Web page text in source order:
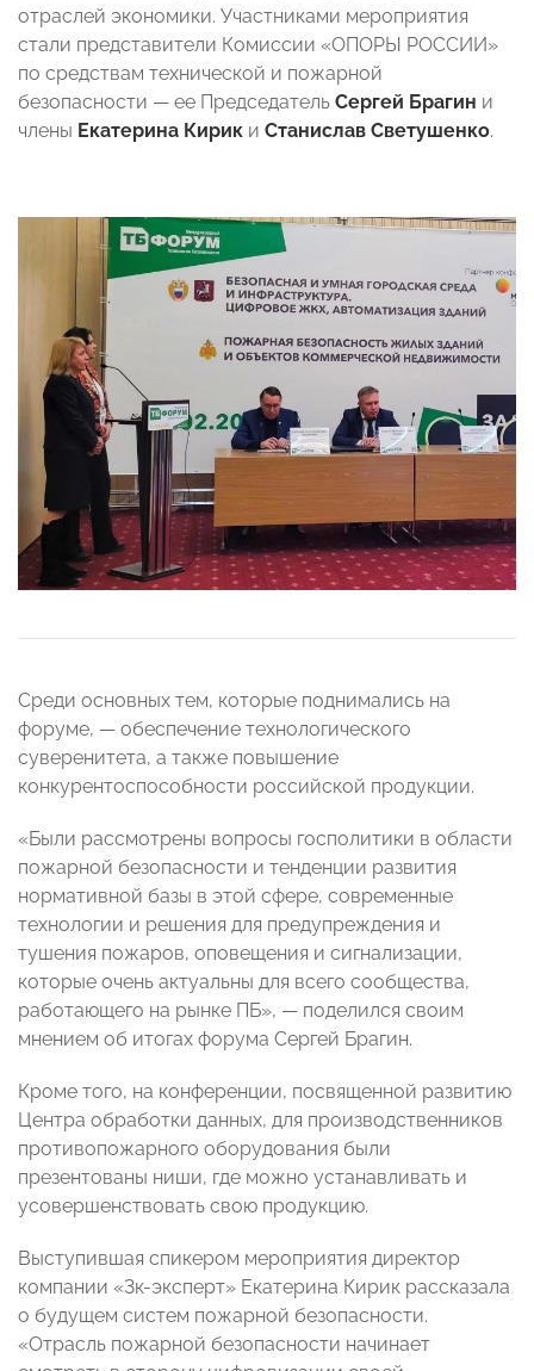
отраслей экономики. Участниками мероприятия
стали представители Комиссии «ОПОРЫ РОССИИ»
по средствам технической и пожарной
безопасности — ее Председатель Сергей Брагин и
члены Екатерина Кирик и Станислав Светушенко.
Среди основных тем, которые поднимались на
форуме, — обеспечение технологического
суверенитета, а также повышение
конкурентоспособности российской продукции.
«Были рассмотрены вопросы госполитики в области
пожарной безопасности и тенденции развития
нормативной базы в этой сфере, современные
технологии и решения для предупреждения и
тушения пожаров, оповещения и сигнализации,
которые очень актуальны для всего сообщества,
работающего на рынке ПБ», — поделился своим
мнением об итогах форума Сергей Брагин.
Кроме того, на конференции, посвященной развитию
Центра обработки данных, для производственников
противопожарного оборудования были
презентованы ниши, где можно устанавливать и
усовершенствовать свою продукцию.
Выступившая спикером мероприятия директор
компании «3к-эксперт» Екатерина Кирик рассказала
о будущем систем пожарной безопасности.
«Отрасль пожарной безопасности начинает